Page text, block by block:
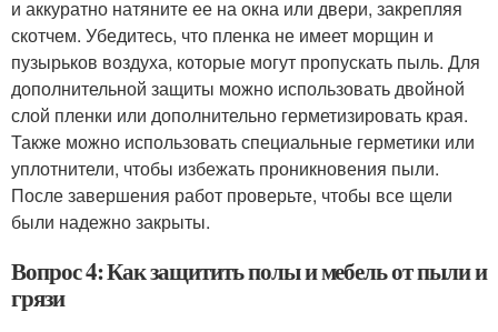
и аккуратно натяните ее на окна или двери, закрепляя
скотчем. Убедитесь, что пленка не имеет морщин и
пузырьков воздуха, которые могут пропускать пыль. Для
дополнительной защиты можно использовать двойной
слой пленки или дополнительно герметизировать края.
Также можно использовать специальные герметики или
уплотнители, чтобы избежать проникновения пыли.
После завершения работ проверьте, чтобы все щели
были надежно закрыты.
Вопрос 4: Как защитить полы и мебель от пыли и
грязи